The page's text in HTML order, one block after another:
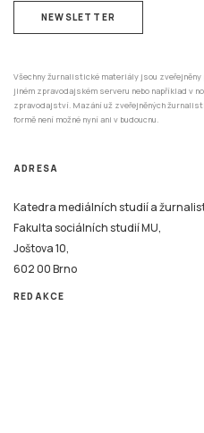
NEWSLETTER
Všechny žurnalistické materiály jsou
jiném zpravodajském serveru nebo například v
zpravodajství. Mazání už zveřejněných
formě není možné nyní ani v budoucnu.
ADRESA
Katedra mediálních studií a
Fakulta sociálních studií MU,
Joštova 10,
602 00 Brno
REDAKCE